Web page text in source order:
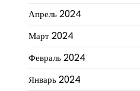
Апрель 2024
Март 2024
Февраль 2024
Январь 2024